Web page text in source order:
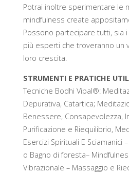
Potrai inoltre sperimentare le
mindfulness create
Possono partecipare tutti, sia
più esperti che troveranno un
loro crescita.
STRUMENTI E PRATICHE
Tecniche Bodhi Vipal®:
Depurativa, Catartica;
Benessere, Consapevolezza,
Purificazione e Riequilibrio,
Esercizi Spirituali E Sciamanici
o Bagno di foresta–
Vibrazionale – Massaggio e